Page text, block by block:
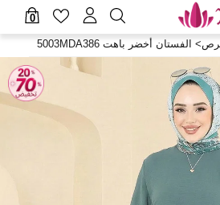
0
> الفستان أخضر باهت 5003MDA386